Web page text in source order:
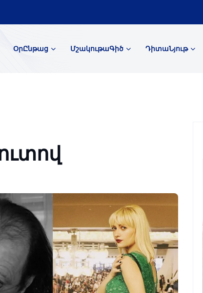
ՕրԸնթաց ՄշակութաԳիծ ԴիտաՆյութ